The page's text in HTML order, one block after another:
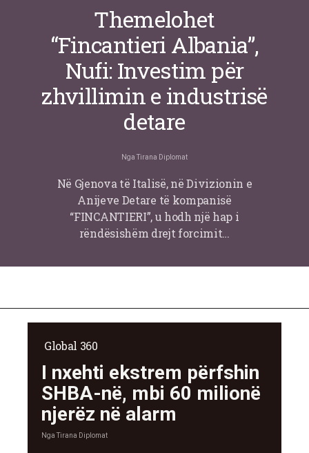
Themelohet
“Fincantieri Albania”,
Nufi: Investim për
zhvillimin e industrisë
detare
Nga Tirana Diplomat
Në Gjenova të Italisë, në Divizionin e
Anijeve Detare të kompanisë
“FINCANTIERI”, u hodh një hap i
rëndësishëm drejt forcimit…
Global 360
I nxehti ekstrem përfshin
SHBA-në, mbi 60 milionë
njerëz në alarm
Nga Tirana Diplomat